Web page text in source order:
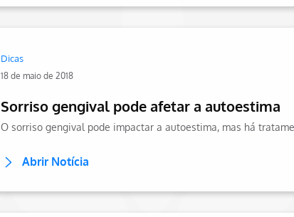
Dicas
18 de maio de 2018
Sorriso gengival pode afetar a autoestima
Abrir Notícia